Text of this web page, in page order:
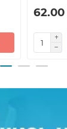
62.00